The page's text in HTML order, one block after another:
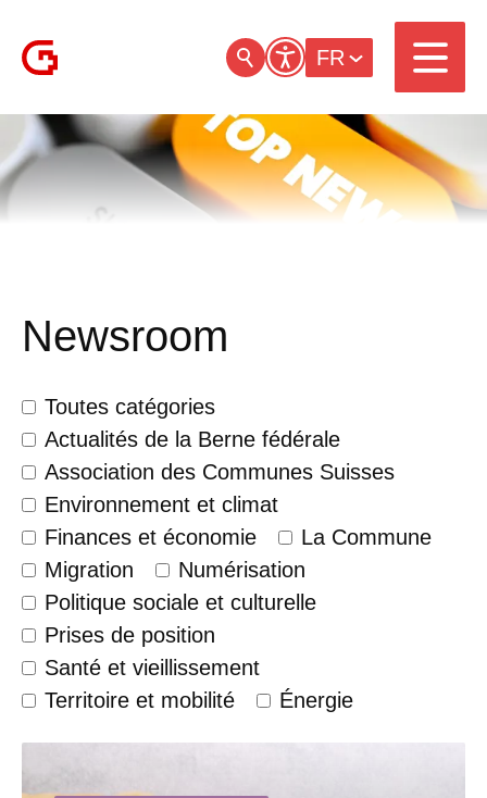
FR
Newsroom
Toutes catégories
Actualités de la Berne fédérale
Association des Communes Suisses
Environnement et climat
Finances et économie
La Commune
Migration
Numérisation
Politique sociale et culturelle
Prises de position
Santé et vieillissement
Territoire et mobilité
Énergie